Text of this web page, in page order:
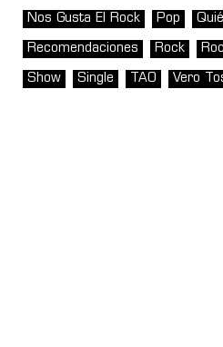
Nos Gusta El Rock Pop
Recomendaciones Rock
Show Single TAO Vero